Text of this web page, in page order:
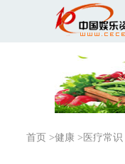
首页 >健康 > 医疗常识